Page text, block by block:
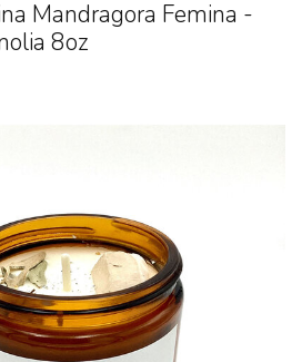
Mandragora Femina -
8oz